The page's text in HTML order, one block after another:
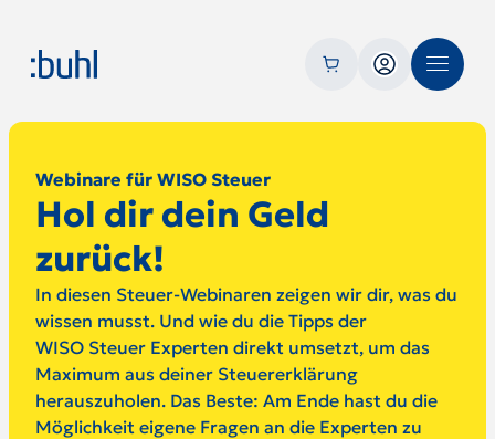
Webinare für WISO Steuer
Hol dir dein Geld
zurück!
In diesen Steuer-Webinaren zeigen wir dir, was du
wissen musst. Und wie du die Tipps der
WISO Steuer Experten direkt umsetzt, um das
Maximum aus deiner Steuererklärung
herauszuholen. Das Beste: Am Ende hast du die
Möglichkeit eigene Fragen an die Experten zu